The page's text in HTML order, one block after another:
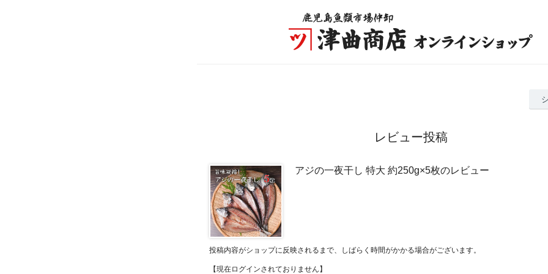
レビュー投稿
アジの一夜干し 特大 約250g×5枚のレビュー
投稿内容がショップに反映されるまで、しばらく時間がかかる場合がございます。
【現在ログインされておりません】